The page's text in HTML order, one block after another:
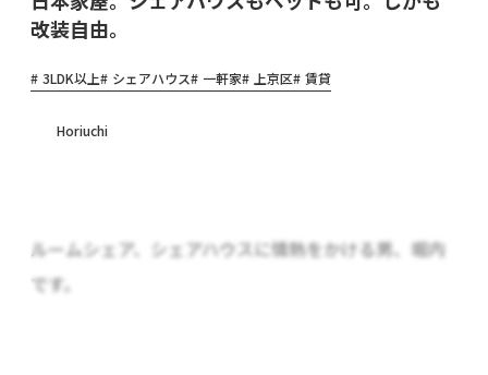
改装自由。
3LDK以上 シェアハウス 一軒家 上京区 賃貸
Horiuchi
ルームシェア、シェアハウスに情熱をかける男、堀内
です。